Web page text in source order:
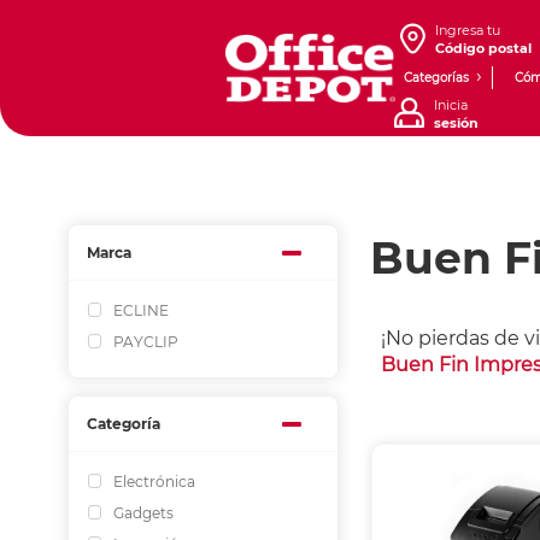
Ingresa tu
Código postal
Categorías
Inicia
sesión
Marca
ECLINE
PAYCLIP
Categoría
Electrónica
Gadgets
Buen
¡No pierdas de
Buen Fin